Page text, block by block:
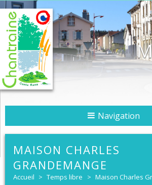
MAISON CHARLES
GRANDEMANGE
Accueil > Temps libre > Maison Charles
Navigation